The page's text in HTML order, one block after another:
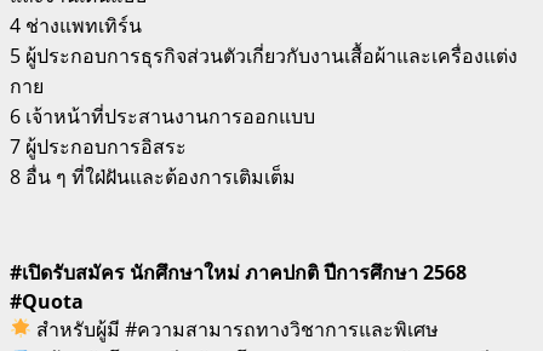
4 ช่างแพทเทิร์น
5 ผู้ประกอบการธุรกิจส่วนตัวเกี่ยวกับงานเสื้อผ้าและเครื่องแต่ง
กาย
6 เจ้าหน้าที่ประสานงานการออกแบบ
7 ผู้ประกอบการอิสระ
8 อื่น ๆ ที่ใฝ่ฝันและต้องการเติมเต็ม
#เปิดรับสมัคร นักศึกษาใหม่ ภาคปกติ ปีการศึกษา 2568
#Quota
สำหรับผู้มี #ความสามารถทางวิชาการและพิเศษ